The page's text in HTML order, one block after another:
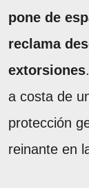
pone de
reclama
extorsiones
a costa de
protección
reinante en